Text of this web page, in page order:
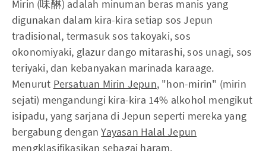
Mirin (味醂) adalah minuman beras manis yang
digunakan dalam kira-kira setiap sos Jepun
tradisional, termasuk sos takoyaki, sos
okonomiyaki, glazur dango mitarashi, sos unagi, sos
teriyaki, dan kebanyakan marinada karaage.
Menurut Persatuan Mirin Jepun, "hon-mirin" (mirin
sejati) mengandungi kira-kira 14% alkohol mengikut
isipadu, yang sarjana di Jepun seperti mereka yang
bergabung denganYayasan Halal Jepun
mengklasifikasikan sebagai haram.